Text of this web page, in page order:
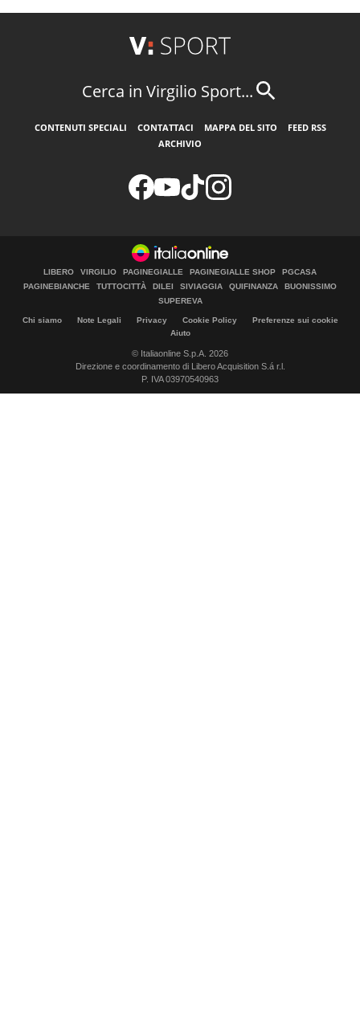
Cerca in Virgilio Sport...
CONTENUTI SPECIALI CONTATTACI MAPPA DEL SITO
FEED RSS
ARCHIVIO
LIBERO VIRGILIO PAGINEGIALLE PAGINEGIALLE SHOP
PGCASA
PAGINEBIANCHE
TUTTOCITTÀ DILEI SIVIAGGIA QUIFINANZA
BUONISSIMO
SUPEREVA
Chi siamo Note Legali Privacy Cookie Policy
Preferenze sui cookie
Aiuto
© Italiaonline S.p.A. 2026
Direzione e coordinamento di Libero Acquisition S.á r.l.
P. IVA 03970540963